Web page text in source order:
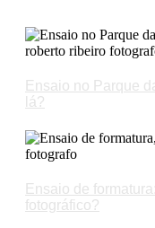
Ensaio no Parque
lá?
Ensaio de
fotográfico?